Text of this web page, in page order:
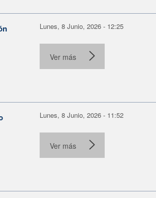
Lunes, 8 Junio, 2026 - 12:25
Ver más
Lunes, 8 Junio, 2026 - 11:52
Ver más